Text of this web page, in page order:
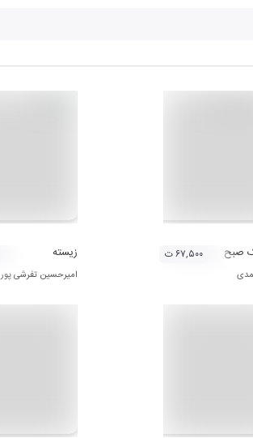
صبح ۶۷,۵۰۰ ت زیسته
امیرحسین تفرشی پور